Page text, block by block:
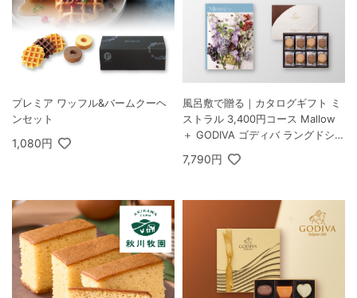
プレミア ワッフル&バームクーヘ
ンセット
1,080円
風呂敷で贈る｜カタログギフト ミ
ストラル 3,400円コース Mallow
＋ GODIVA ゴディバ ラングドシャ
7,790円